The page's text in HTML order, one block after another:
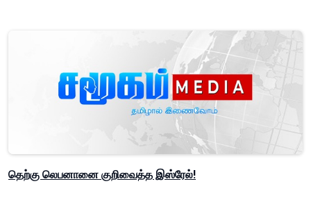
தெற்கு லெபனானை குறிவைத்த இஸ்ரேல்!